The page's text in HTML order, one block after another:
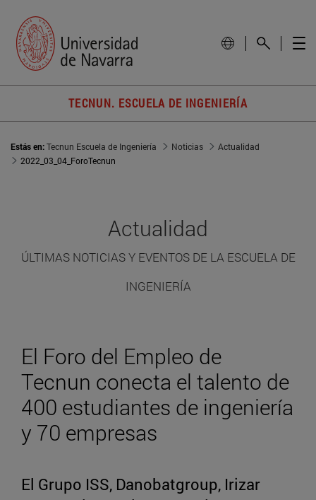
TECNUN. ESCUELA DE INGENIERÍA
Estás en:Tecnun Escuela de Ingeniería Noticias
Actualidad
2022_03_04_ForoTecnun
Actualidad
ÚLTIMAS NOTICIAS Y EVENTOS DE LA ESCUELA DE
INGENIERÍA
El Foro del Empleo de
Tecnun conecta el talento de
400 estudiantes de ingeniería
y 70 empresas
El Grupo ISS, Danobatgroup, Irizar